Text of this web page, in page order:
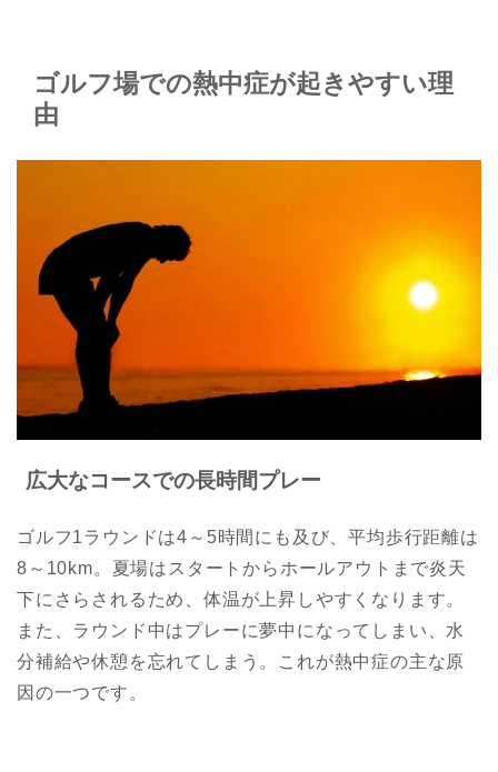
ゴルフ場での熱中症が起きやすい理
由
広大なコースでの長時間プレー
ゴルフ1ラウンドは4～5時間にも及び、平均歩行距離は
8～10km。夏場はスタートからホールアウトまで炎天
下にさらされるため、体温が上昇しやすくなります。
また、ラウンド中はプレーに夢中になってしまい、水
分補給や休憩を忘れてしまう。これが熱中症の主な原
因の一つです。